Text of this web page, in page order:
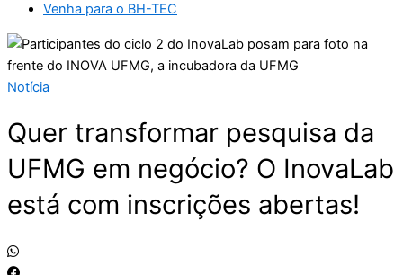
Venha para o BH-TEC
Notícia
Quer transformar pesquisa da
UFMG em negócio? O InovaLab
está com inscrições abertas!